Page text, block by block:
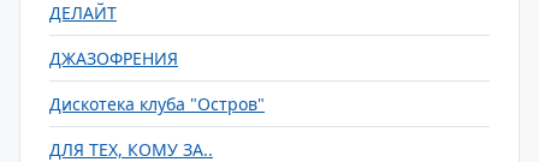
ДЕЛАЙТ
ДЖАЗОФРЕНИЯ
Дискотека клуба "Остров"
ДЛЯ ТЕХ, КОМУ ЗА..